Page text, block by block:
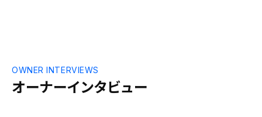
オーナーインタビュー
OWNER INTERVIEWS